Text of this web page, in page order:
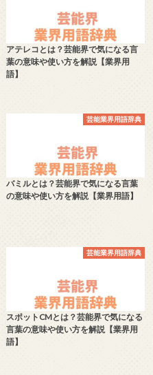
アテレコとは？芸能界で気になる言
葉の意味や使い方を解説【業界用
語】
芸能業界用語辞典
バミルとは？芸能界で気になる言葉
の意味や使い方を解説【業界用語】
芸能業界用語辞典
スポットCMとは？芸能界で気になる
言葉の意味や使い方を解説【業界用
語】